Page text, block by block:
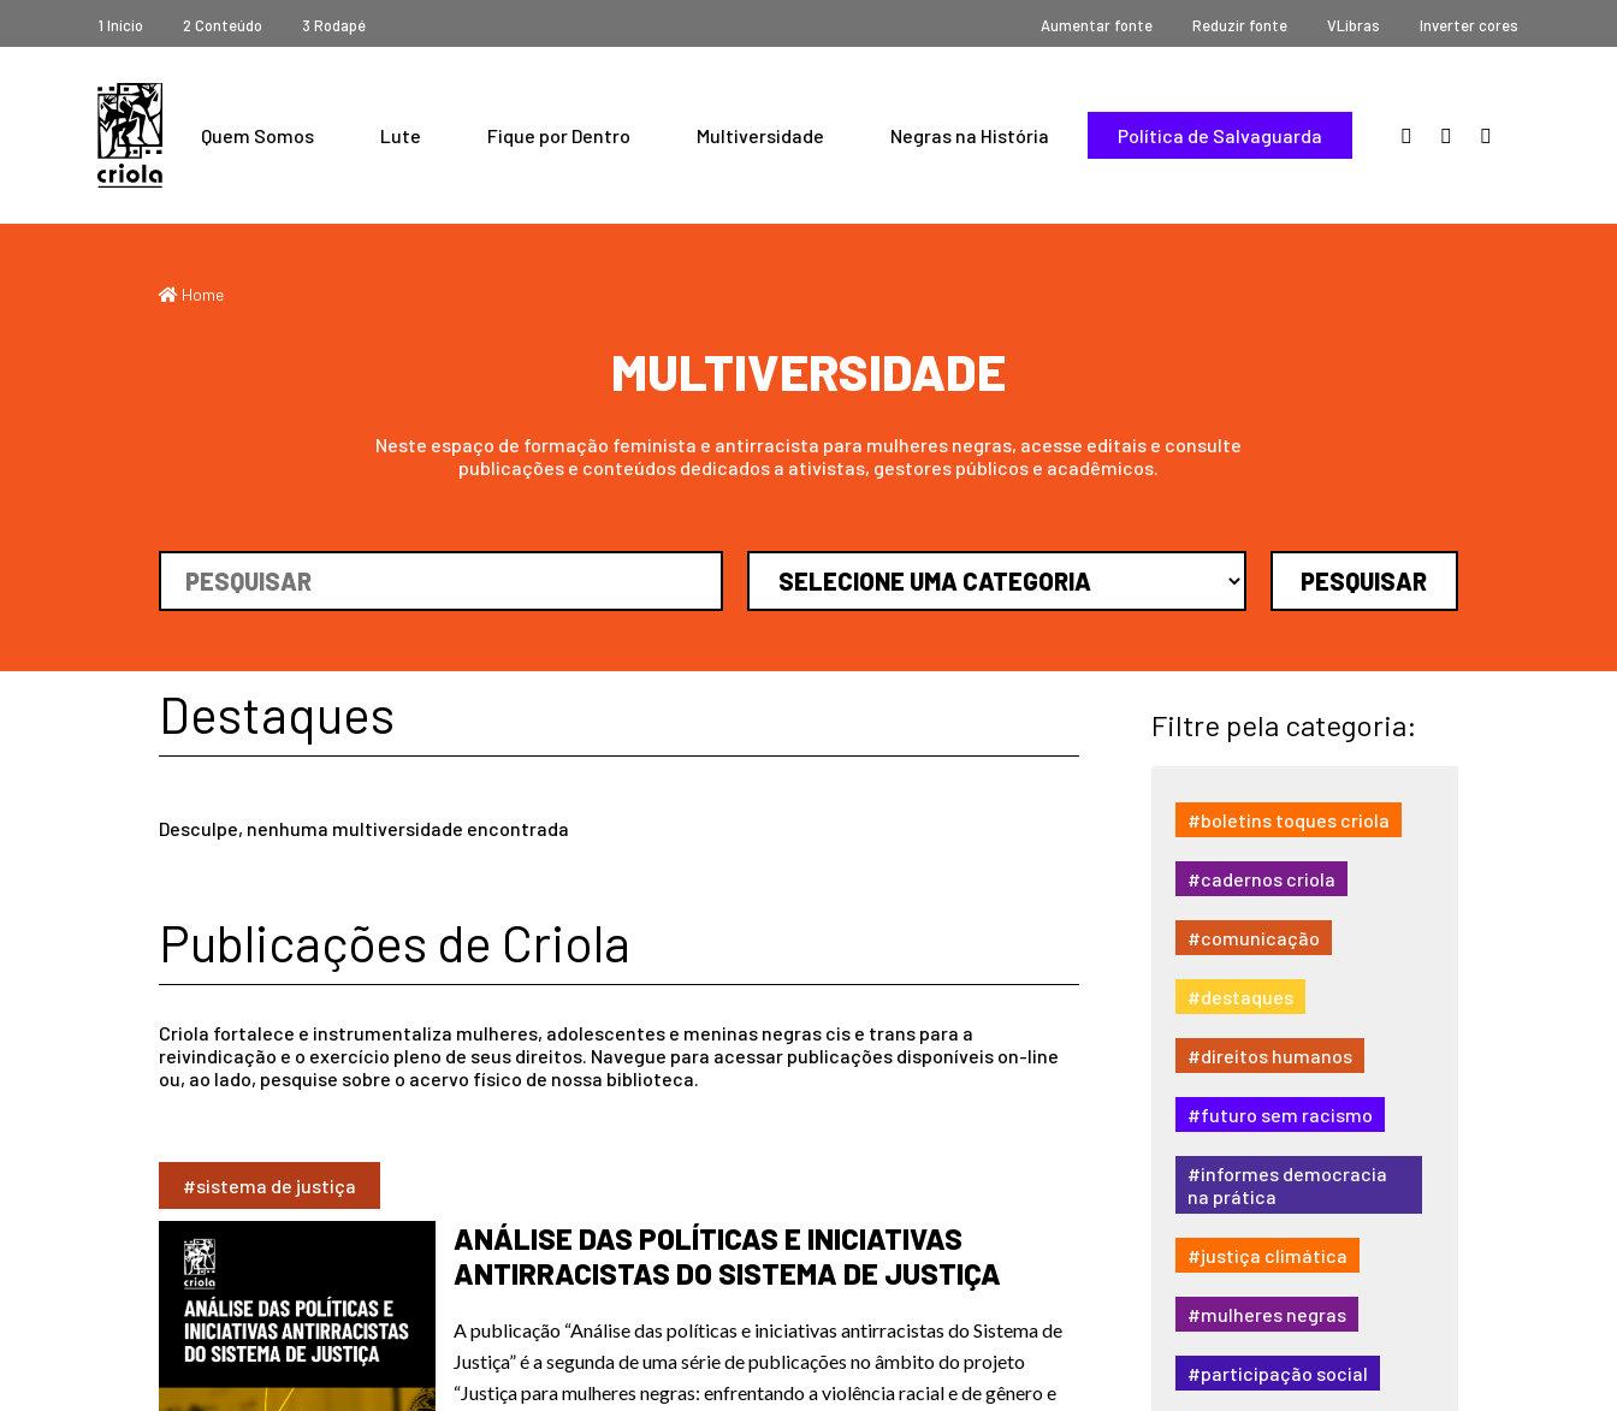
1 Início 2 Conteúdo 3 Rodapé Aumentar fonte Reduzir fonte VLibras Inverter cores
Quem Somos Lute Fique por Dentro Multiversidade Negras na História Política de Salvaguarda
Home
MULTIVERSIDADE
Neste espaço de formação feminista e antirracista para mulheres negras, acesse editais e consulte
publicações e conteúdos dedicados a ativistas, gestores públicos e acadêmicos.
Destaques
Desculpe, nenhuma multiversidade encontrada
Publicações de Criola
Criola fortalece e instrumentaliza mulheres, adolescentes e meninas negras cis e trans para a
reivindicação e o exercício pleno de seus direitos. Navegue para acessar publicações disponíveis on-line
ou, ao lado, pesquise sobre o acervo físico de nossa biblioteca.
#sistema de justiça
ANÁLISE DAS POLÍTICAS E INICIATIVAS
ANTIRRACISTAS DO SISTEMA DE JUSTIÇA
A publicação “Análise das políticas e iniciativas antirracistas do Sistema de
Justiça” é a segunda de uma série de publicações no âmbito do projeto
“Justiça para mulheres negras: enfrentando a violência racial e de gênero e
Filtre pela categoria:
#boletins toques criola
#cadernos criola
#comunicação
#destaques
#direitos humanos
#futuro sem racismo
#informes democracia
na prática
#justiça climática
#mulheres negras
#participação social